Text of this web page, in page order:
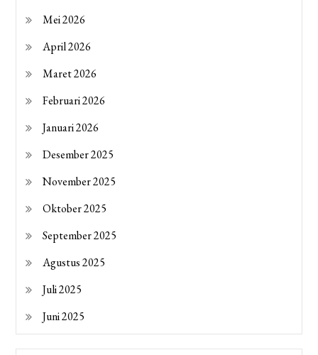
Mei 2026
April 2026
Maret 2026
Februari 2026
Januari 2026
Desember 2025
November 2025
Oktober 2025
September 2025
Agustus 2025
Juli 2025
Juni 2025